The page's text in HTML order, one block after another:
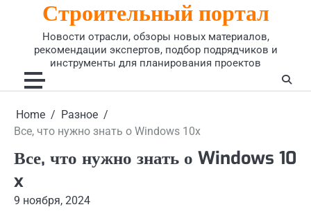
Строительный портал
Новости отрасли, обзоры новых материалов,
рекомендации экспертов, подбор подрядчиков и
инструменты для планирования проектов
Home
Разное
Все, что нужно знать о Windows 10x
Все, что нужно знать о Windows 10
x
9 ноября, 2024